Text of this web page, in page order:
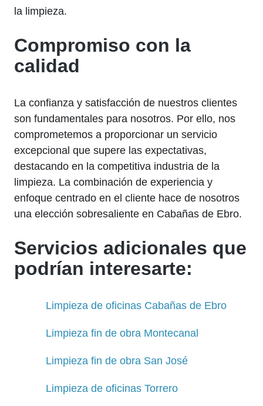
la limpieza.
Compromiso con la
calidad
La confianza y satisfacción de nuestros clientes
son fundamentales para nosotros. Por ello, nos
comprometemos a proporcionar un servicio
excepcional que supere las expectativas,
destacando en la competitiva industria de la
limpieza. La combinación de experiencia y
enfoque centrado en el cliente hace de nosotros
una elección sobresaliente en Cabañas de Ebro.
Servicios adicionales que
podrían interesarte:
Limpieza de oficinas Cabañas de Ebro
Limpieza fin de obra Montecanal
Limpieza fin de obra San José
Limpieza de oficinas Torrero